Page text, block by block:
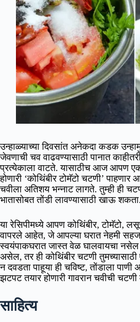
उन्हाळ्याच्या दिवसांत अनेकदा कडक
जेवणाची चव वाढवण्यासाठी पानात
प्रत्येकाला वाटते. यासाठीच आज आपण
होणारी ‘कोथिंबीर टोमॅटो चटणी’
चवीला अतिशय भन्नाट लागते. तुम्ही ही
भातासोबत तोंडी लावण्यासाठी खाऊ शकता.
या रेसिपीमध्ये आपण कोथिंबीर, टोमॅटो,
वापरले आहेत, जे आपल्या घरात नेहमी
स्वयंपाकघरात जास्त वेळ घालवायचा नसेल
असेल, तर ही कोथिंबीर चटणी
न दवडता पाहूया ही चविष्ट, तोंडाला
झटपट तयार होणारी गावरान चवीची
साहित्य